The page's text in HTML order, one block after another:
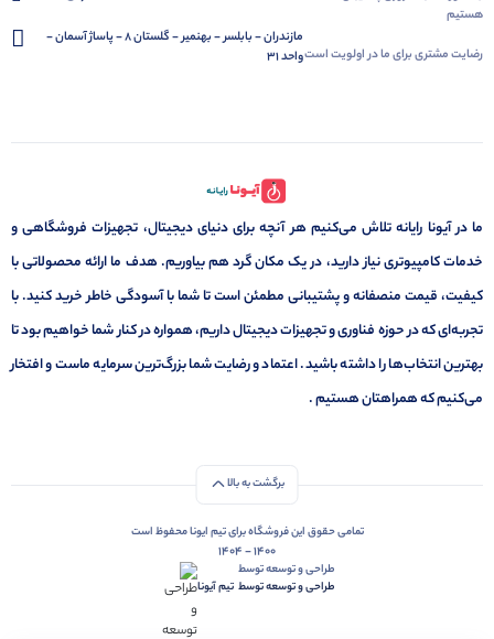
هستیم
رضایت مشتری برای ما در اولویت است
مازندران - بابلسر - بهنمیر - گلستان 8 - پاساژ آسمان -
واحد 31
ما در آیونا رایانه تلاش می‌کنیم هر آنچه برای دنیای دیجیتال، تجهیزات فروشگاهی و
خدمات کامپیوتری نیاز دارید، در یک مکان گرد هم بیاوریم. هدف ما ارائه محصولاتی با
کیفیت، قیمت منصفانه و پشتیبانی مطمئن است تا شما با آسودگی خاطر خرید کنید. با
تجربه‌ای که در حوزه فناوری و تجهیزات دیجیتال داریم، همواره در کنار شما خواهیم بود تا
بهترین انتخاب‌ها را داشته باشید. اعتماد و رضایت شما بزرگ‌ترین سرمایه ماست و افتخار
می‌کنیم که همراهتان هستیم .
برگشت به بالا
تمامی حقوق این فروشگاه برای تیم ایونا محفوظ است
1400 - 1404
طراحی و توسعه توسط
طراحی و توسعه توسط‌ ‌ ‌تیم آیونا